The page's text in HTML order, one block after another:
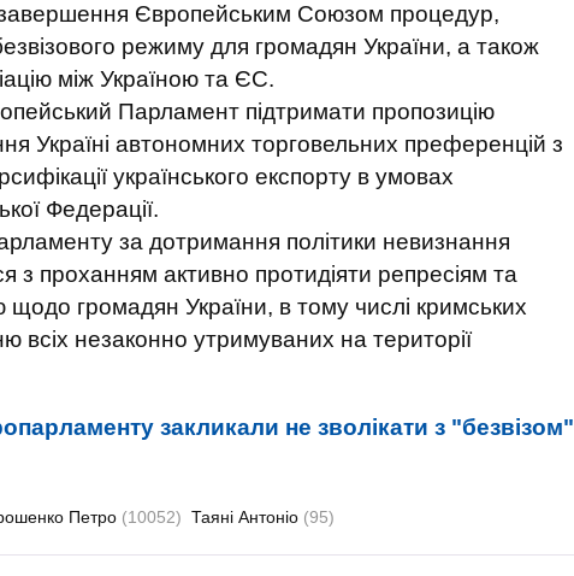
Європейським Союзом процедур,
режиму для громадян України, а також
між Україною та ЄС.
Парламент підтримати пропозицію
Україні автономних торговельних преференцій з
українського експорту в умовах
Федерації.
за дотримання політики невизнання
з проханням активно протидіяти репресіям та
громадян України, в тому числі кримських
всіх незаконно утримуваних на території
закликали не зволікати з "безвізом"
Петро (10052) Таяні Антоніо (95)